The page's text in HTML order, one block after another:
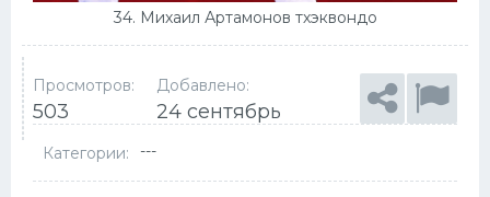
34. Михаил Артамонов тхэквондо
Просмотров:
503
Добавлено:
24 сентябрь
Категории: ---